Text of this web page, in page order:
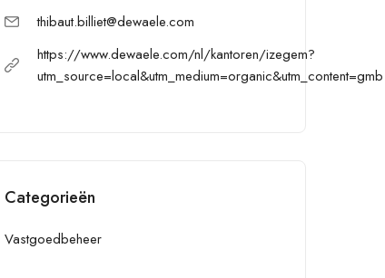
thibaut.billiet@dewaele.com
https://www.dewaele.com/nl/kantoren/izegem?
utm_source=local&utm_medium=organic&utm_content=gmb
Categorieën
Vastgoedbeheer